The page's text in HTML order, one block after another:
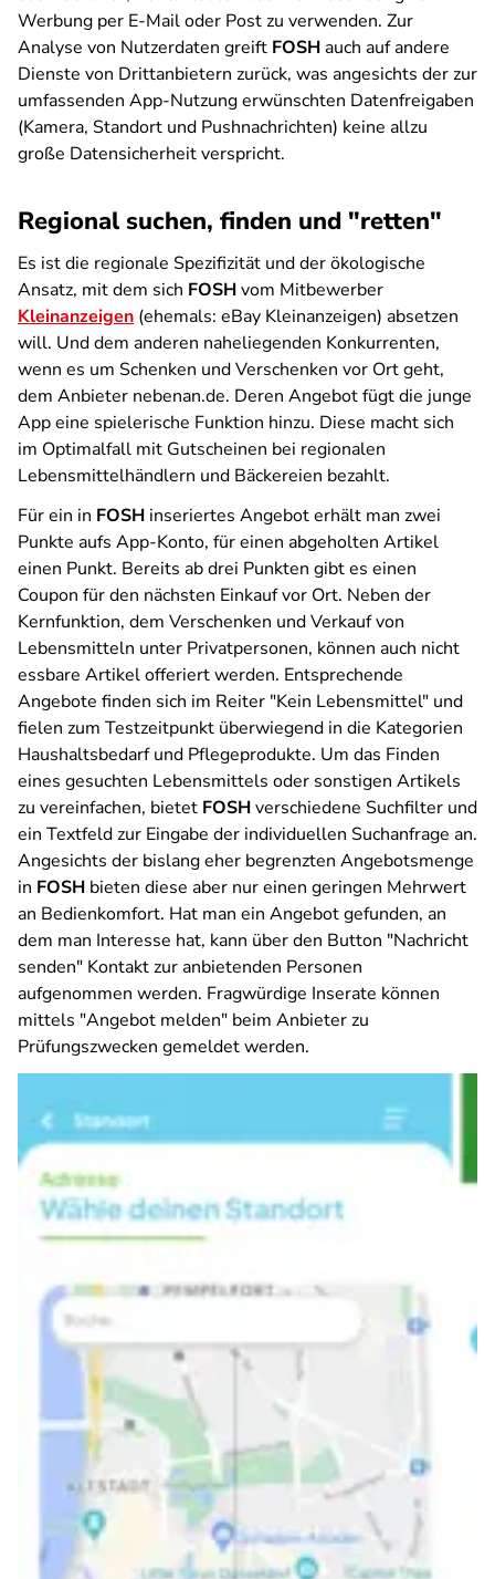
Werbung per E-Mail oder Post zu verwenden. Zur
Analyse von Nutzerdaten greift FOSHauch auf andere
Dienste von Drittanbietern zurück, was angesichts der zur
umfassenden App-Nutzung erwünschten Datenfreigaben
(Kamera, Standort und Pushnachrichten) keine allzu
große Datensicherheit verspricht.
Regional suchen, finden und "retten"
Es ist die regionale Spezifizität und der ökologische
Ansatz, mit dem sich FOSHvom Mitbewerber
Kleinanzeigen (ehemals: eBay Kleinanzeigen) absetzen
will. Und dem anderen naheliegenden Konkurrenten,
wenn es um Schenken und Verschenken vor Ort geht,
dem Anbieter nebenan.de. Deren Angebot fügt die junge
App eine spielerische Funktion hinzu. Diese macht sich
im Optimalfall mit Gutscheinen bei regionalen
Lebensmittelhändlern und Bäckereien bezahlt.
Für ein in FOSH inseriertes Angebot erhält man zwei
Punkte aufs App-Konto, für einen abgeholten Artikel
einen Punkt. Bereits ab drei Punkten gibt es einen
Coupon für den nächsten Einkauf vor Ort. Neben der
Kernfunktion, dem Verschenken und Verkauf von
Lebensmitteln unter Privatpersonen, können auch nicht
essbare Artikel offeriert werden. Entsprechende
Angebote finden sich im Reiter "Kein Lebensmittel" und
fielen zum Testzeitpunkt überwiegend in die Kategorien
Haushaltsbedarf und Pflegeprodukte. Um das Finden
eines gesuchten Lebensmittels oder sonstigen Artikels
zu vereinfachen, bietet FOSHverschiedene Suchfilter und
ein Textfeld zur Eingabe der individuellen Suchanfrage an.
Angesichts der bislang eher begrenzten Angebotsmenge
in FOSH bieten diese aber nur einen geringen Mehrwert
an Bedienkomfort. Hat man ein Angebot gefunden, an
dem man Interesse hat, kann über den Button "Nachricht
senden" Kontakt zur anbietenden Personen
aufgenommen werden. Fragwürdige Inserate können
mittels "Angebot melden" beim Anbieter zu
Prüfungszwecken gemeldet werden.